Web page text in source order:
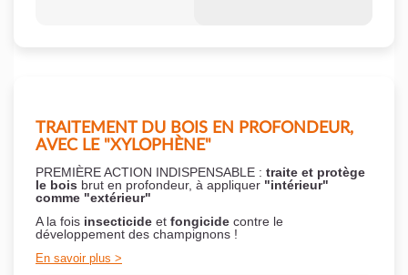
TRAITEMENT DU BOIS EN PROFONDEUR,
AVEC LE "XYLOPHÈNE"
PREMIÈRE ACTION INDISPENSABLE : traite et protège
le bois brut en profondeur, à appliquer "intérieur"
comme "extérieur"
A la fois insecticide et fongicide contre le
développement des champignons !
En savoir plus